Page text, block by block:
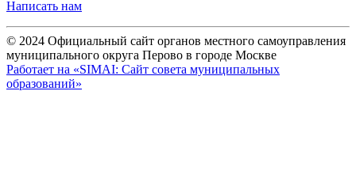
Написать нам
© 2024 Официальный сайт органов местного самоуправления
муниципального округа Перово в городе Москве
Работает на «SIMAI: Сайт совета муниципальных
образований»